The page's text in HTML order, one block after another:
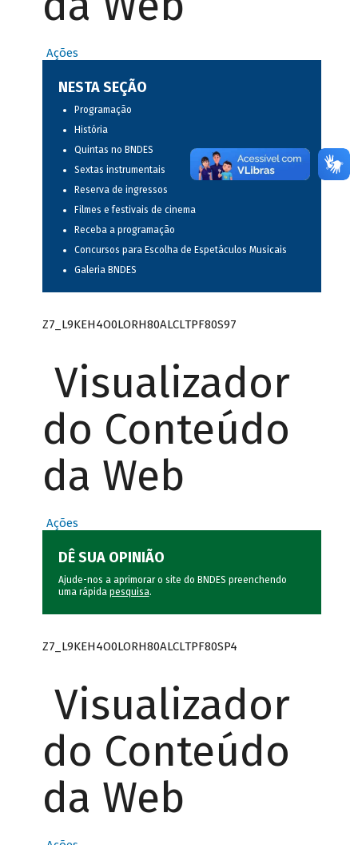
Ações
NESTA SEÇÃO
Programação
História
Quintas no BNDES
Sextas instrumentais
Reserva de ingressos
Filmes e festivais de cinema
Receba a programação
Concursos para Escolha de Espetáculos Musicais
Galeria BNDES
Z7_L9KEH4O0LORH80ALCLTPF80S97
Visualizador
do Conteúdo
da Web
Ações
DÊ SUA OPINIÃO
Ajude-nos a aprimorar o site do BNDES preenchendo
uma rápida pesquisa.
Z7_L9KEH4O0LORH80ALCLTPF80SP4
Visualizador
do Conteúdo
da Web